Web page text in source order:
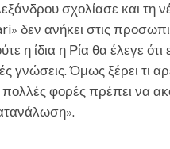
σχολίασε και τη
δεν ανήκει στις
η ίδια η Ρία θα έλεγε ότι
γνώσεις. Όμως ξέρει τι
πολλές φορές πρέπει να